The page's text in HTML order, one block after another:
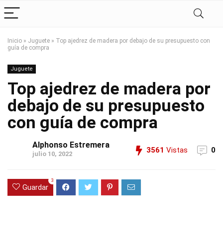
Inicio » Juguete » Top ajedrez de madera por debajo de su presupuesto con
guía de compra
Juguete
Top ajedrez de madera por
debajo de su presupuesto
con guía de compra
Alphonso Estremera
julio 10, 2022 3561 Vistas 0
Guardar
3